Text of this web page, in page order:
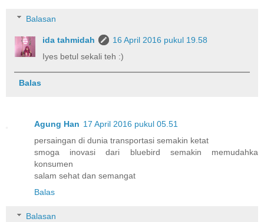
Balasan
ida tahmidah
16 April 2016 pukul 19.58
Iyes betul sekali teh :)
Balas
Agung Han 17 April 2016 pukul 05.51
persaingan di dunia transportasi semakin ketat
smoga inovasi dari bluebird semakin memudahka
konsumen
salam sehat dan semangat
Balas
Balasan